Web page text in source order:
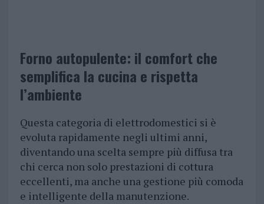
Forno autopulente: il comfort che
semplifica la cucina e rispetta
l’ambiente
Questa categoria di elettrodomestici si è
evoluta rapidamente negli ultimi anni,
diventando una scelta sempre più diffusa tra
chi cerca non solo prestazioni di cottura
eccellenti, ma anche una gestione più comoda
e intelligente della manutenzione.